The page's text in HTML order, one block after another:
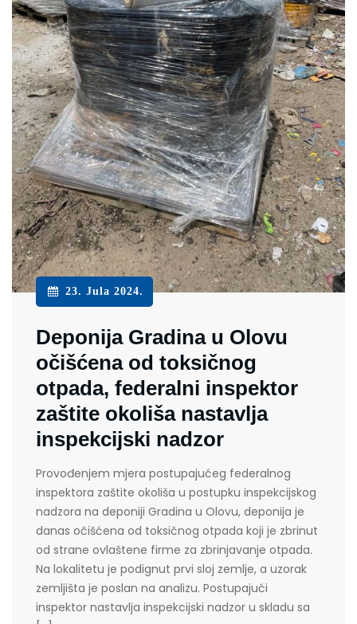
23. Jula 2024.
Deponija Gradina u Olovu
očišćena od toksičnog
otpada, federalni inspektor
zaštite okoliša nastavlja
inspekcijski nadzor
Provođenjem mjera postupajućeg federalnog
inspektora zaštite okoliša u postupku inspekcijskog
nadzora na deponiji Gradina u Olovu, deponija je
danas očišćena od toksičnog otpada koji je zbrinut
od strane ovlaštene firme za zbrinjavanje otpada.
Na lokalitetu je podignut prvi sloj zemlje, a uzorak
zemljišta je poslan na analizu. Postupajući
inspektor nastavlja inspekcijski nadzor u skladu sa